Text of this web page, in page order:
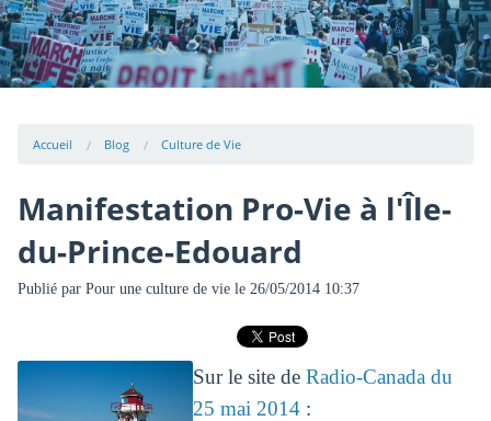
Accueil Blog Culture de Vie
Manifestation Pro-Vie à l'Île-
du-Prince-Edouard
Publié par Pour une culture de viele 26/05/2014 10:37
Sur le site de Radio-Canada du
25 mai 2014: